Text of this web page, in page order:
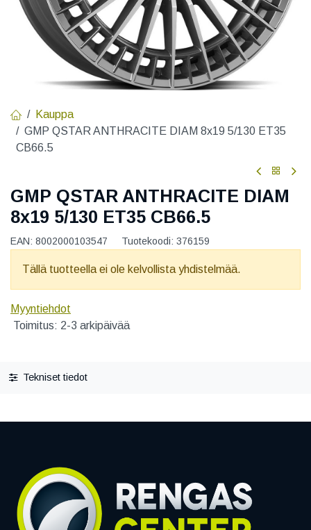
Kauppa
GMP QSTAR ANTHRACITE DIAM 8x19 5/130 ET35
CB66.5
GMP QSTAR ANTHRACITE DIAM
8x19 5/130 ET35 CB66.5
EAN: 8002000103547 Tuotekoodi: 376159
Tällä tuotteella ei ole kelvollista yhdistelmää.
Myyntiehdot
Toimitus: 2-3 arkipäivää
Tekniset tiedot